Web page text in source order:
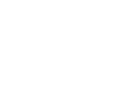
hoặc các điểm xung yếu.